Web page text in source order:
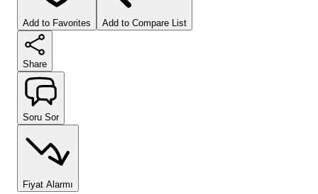
Add to Favorites Add to Compare List
Share
Soru Sor
Fiyat Alarmı